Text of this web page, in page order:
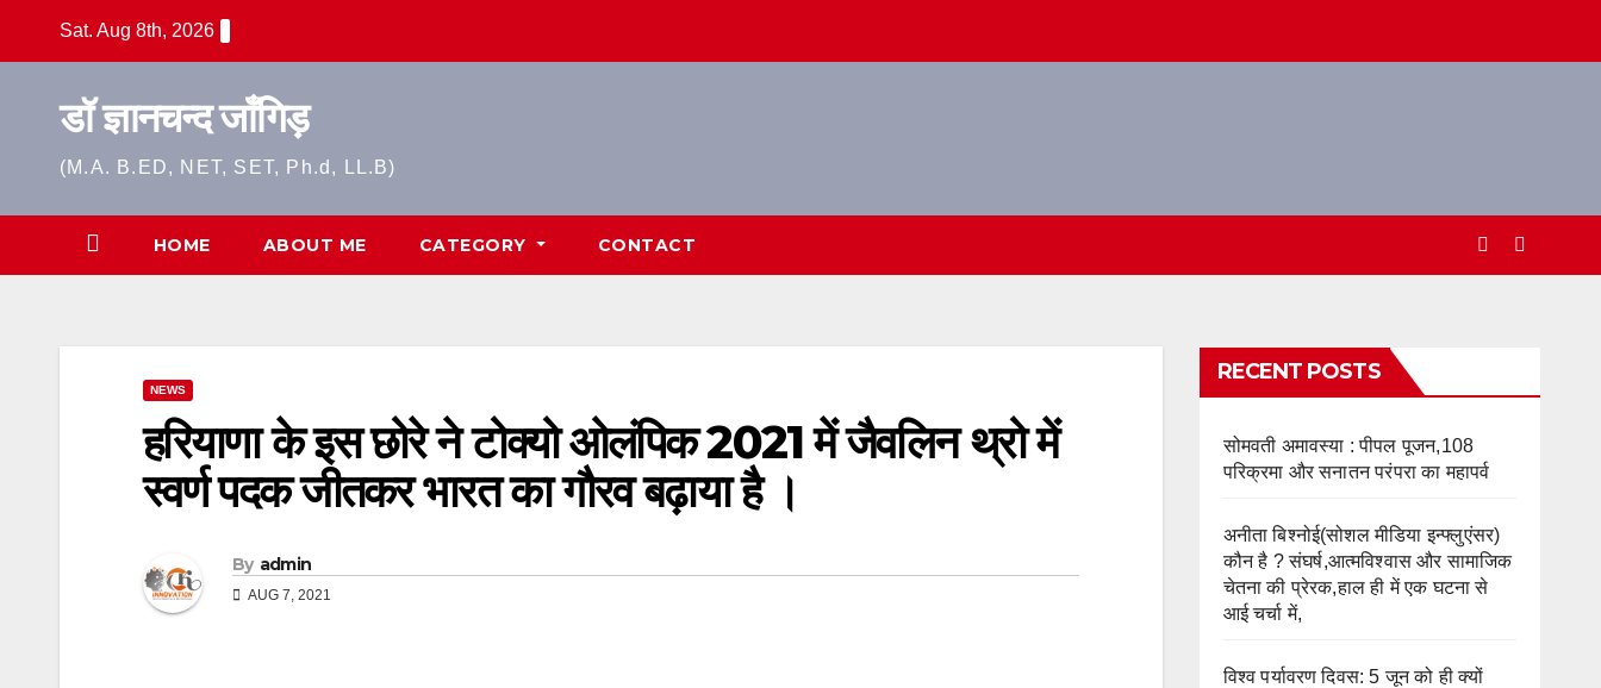
Sat. Aug 8th, 2026
डॉ ज्ञानचन्द जाँगिड़
(M.A. B.ED, NET, SET, Ph.d, LL.B)
HOME ABOUT ME CATEGORY CONTACT
NEWS
हरियाणा के इस छोरे ने टोक्यो ओलंपिक 2021 में जैवलिन थ्रो में
स्वर्ण पदक जीतकर भारत का गौरव बढ़ाया है ।
By admin
AUG 7, 2021
RECENT POSTS
सोमवती अमावस्या : पीपल पूजन,108
परिक्रमा और सनातन परंपरा का महापर्व
अनीता बिश्नोई(सोशल मीडिया इन्फ्लुएंसर)
कौन है ? संघर्ष,आत्मविश्वास और सामाजिक
चेतना की प्रेरक,हाल ही में एक घटना से
आई चर्चा में,
विश्व पर्यावरण दिवस: 5 जून को ही क्यों